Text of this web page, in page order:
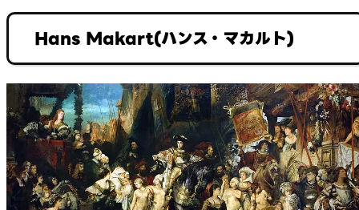
Hans Makart(ハンス・マカルト)